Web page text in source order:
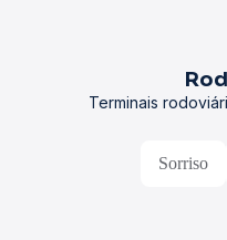
Terminais
Sorriso